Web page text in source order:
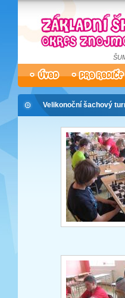
Velikonoční šachový